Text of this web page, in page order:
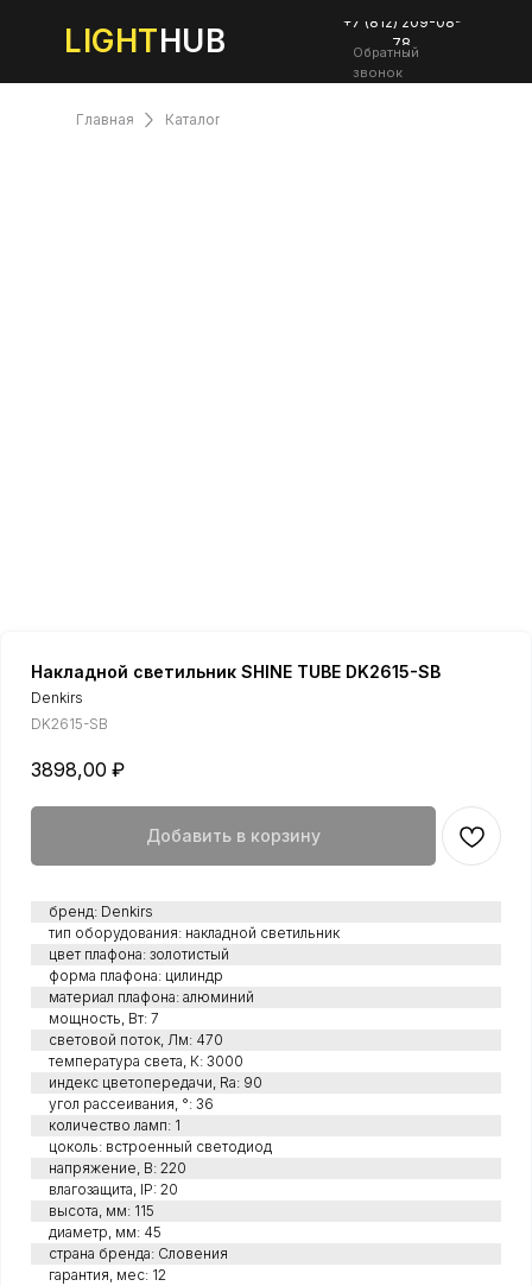
LIGHTHUB
+7 (812) 209-08-
78
Обратный
звонок
Каталог
Главная
Накладной светильник SHINE TUBE DK2615-SB
Denkirs
DK2615-SB
3898,00 ₽
Добавить в корзину
бренд: Denkirs
тип оборудования: накладной светильник
цвет плафона: золотистый
форма плафона: цилиндр
материал плафона: алюминий
мощность, Вт: 7
световой поток, Лм: 470
температура света, К: 3000
индекс цветопередачи, Ra: 90
угол рассеивания, °: 36
количество ламп: 1
цоколь: встроенный светодиод
напряжение, В: 220
влагозащита, IP: 20
высота, мм: 115
диаметр, мм: 45
страна бренда: Словения
гарантия, мес: 12